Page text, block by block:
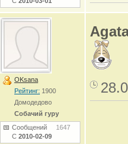
OKsana
Рейтинг: 1900
Домодедово
Собачий гуру
Сообщений 1647
С 2010-02-09